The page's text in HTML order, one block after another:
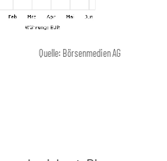
Quelle: Börsenmedien AG